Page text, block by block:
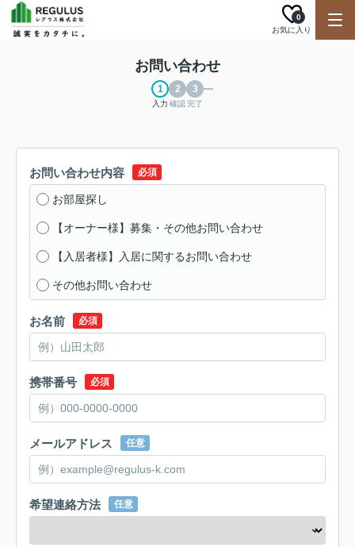
お気に入り
0
お問い合わせ
入力 確認完了
お問い合わせ内容 必須
お部屋探し
【オーナー様】募集・その他お問い合わせ
【入居者様】入居に関するお問い合わせ
その他お問い合わせ
お名前 必須
携帯番号 必須
メールアドレス 任意
希望連絡方法 任意